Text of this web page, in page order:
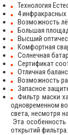
Технология
4 инфракрасных
Возможность
Большая
Высший
Комфортная
Солнечная
Сертификат
Отличная
Возможность
Запасное
Фильтр маски
одновременном
света, несмотря
Эта
открытий фильтра.